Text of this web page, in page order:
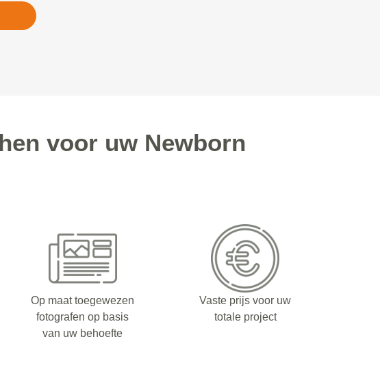
voor uw Newborn
Op maat toegewezen
fotografen op basis
van uw behoefte
Vaste prijs voor uw
totale project